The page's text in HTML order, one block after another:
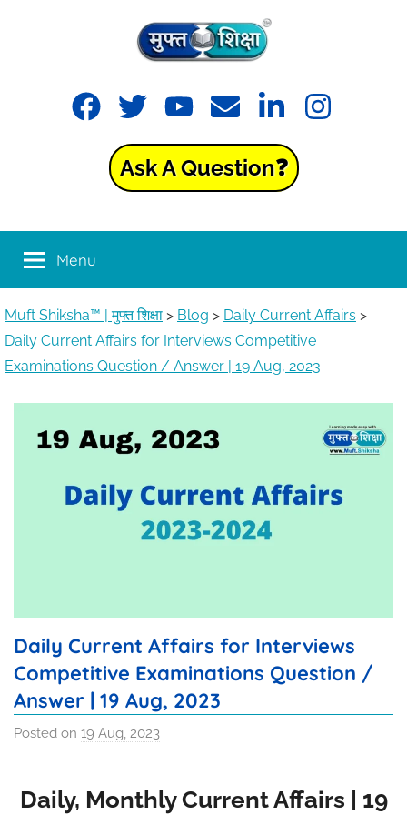
Muft
Shiksha™
मुफ्त
शिक्षा
FacebookTwitter YouTubeEmail LinkedInInstagram
Ask A Question❓
Menu
Muft Shiksha™ | मुफ्त शिक्षा > Blog > Daily Current Affairs >
Daily Current Affairs for Interviews Competitive
Examinations Question / Answer | 19 Aug, 2023
Daily Current Affairs for Interviews
Competitive Examinations Question /
Answer | 19 Aug, 2023
Posted on 19 Aug, 2023
a
Daily, Monthly Current Affairs | 19